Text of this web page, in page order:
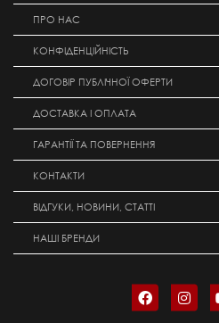
ПРО НАС
КОНФІДЕНЦІЙНІСТЬ
ДОГОВІР ПУБЛІЧНОЇ ОФЕРТИ
ДОСТАВКА І ОПЛАТА
ГАРАНТІЇ ТА ПОВЕРНЕННЯ
КОНТАКТИ
ВІДГУКИ, НОВИНИ, СТАТТІ
НАШІ БРЕНДИ